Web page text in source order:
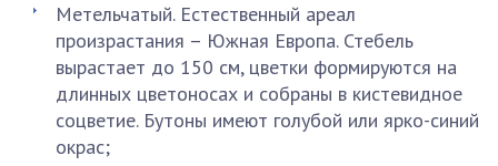
Метельчатый. Естественный ареал
произрастания – Южная Европа. Стебель
вырастает до 150 см, цветки формируются на
длинных цветоносах и собраны в кистевидное
соцветие. Бутоны имеют голубой или ярко-синий
окрас;